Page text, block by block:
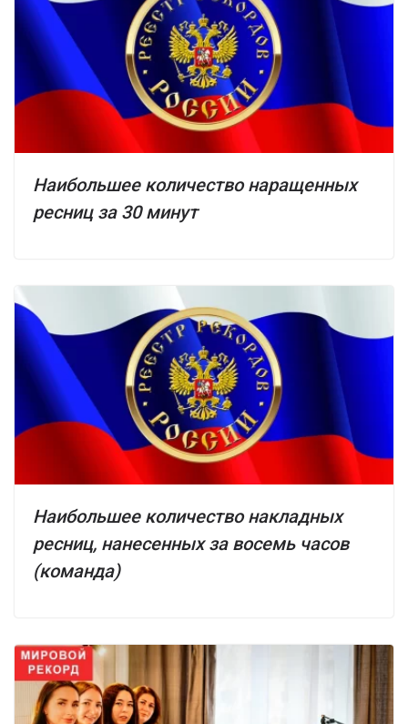
Наибольшее количество наращенных
ресниц за 30 минут
Наибольшее количество накладных
ресниц, нанесенных за восемь часов
(команда)